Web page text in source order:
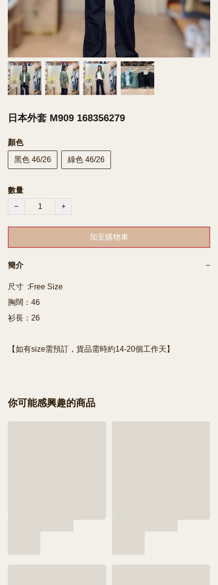
日本外套 M909 168356279
顏色
黑色 46/26 綠色 46/26
數量
−
+
加至購物車
簡介 −
尺寸  :Free Size
胸闊：46
衫長：26
【如有size需預訂，貨品需時約14-20個工作天】
你可能感興趣的商品